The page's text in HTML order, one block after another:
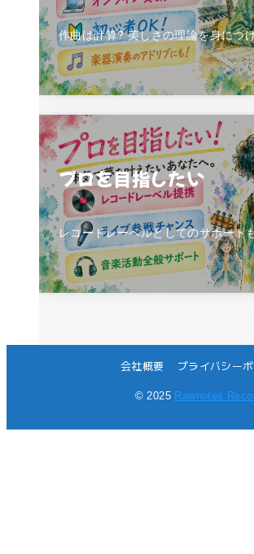
作曲は計算? 美しさの理論を身につ
プロを目指したい
レコードレーベルとしてのサポート
会社概要 プライバシー
© 2025 Rawnotes